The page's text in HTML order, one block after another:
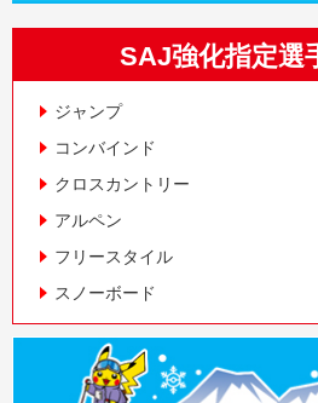
SAJ強化指定選
ジャンプ
コンバインド
クロスカントリー
アルペン
フリースタイル
スノーボード